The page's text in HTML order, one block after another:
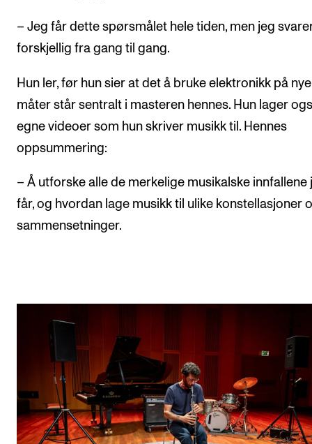
– Jeg får dette spørsmålet hele tiden, men jeg
forskjellig fra gang til gang.
Hun ler, før hun sier at det å bruke elektronikk på nye
måter står sentralt i masteren hennes. Hun lager
egne videoer som hun skriver musikk til. Hennes
oppsummering:
– Å utforske alle de merkelige musikalske innfallene
får, og hvordan lage musikk til ulike konstellasjoner
sammensetninger.